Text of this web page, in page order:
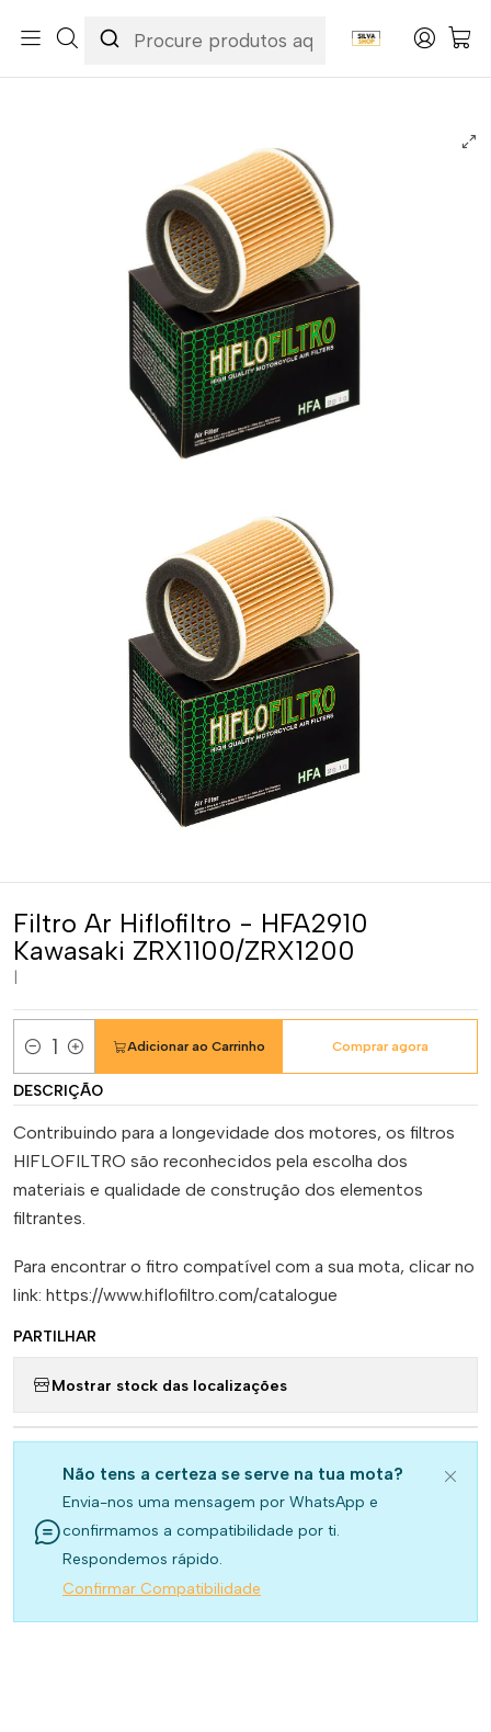
Manutenção & Consumíveis
Filtros Filtros Ar
Hiflofiltro
Filtro Ar Hiflofiltro - HFA2910 Kawasaki ZRX1100/ZRX1200
Filtro Ar Hiflofiltro - HFA2910
Kawasaki ZRX1100/ZRX1200
Quantidade
Adicionar ao Carrinho Comprar agora
DESCRIÇÃO
Contribuindo para a longevidade dos motores, os filtros
HIFLOFILTRO são reconhecidos pela escolha dos
materiais e qualidade de construção dos elementos
filtrantes.
Para encontrar o fitro compatível com a sua mota, clicar no
link: https://www.hiflofiltro.com/catalogue
PARTILHAR
Mostrar stock das localizações
Não tens a certeza se serve na tua mota?
Envia-nos uma mensagem por WhatsApp e
confirmamos a compatibilidade por ti.
Respondemos rápido.
Confirmar Compatibilidade